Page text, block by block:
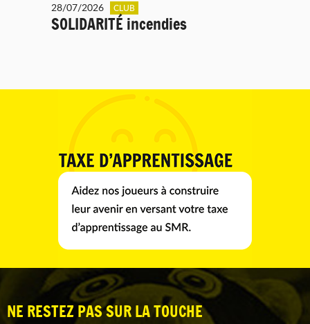
28/07/2026 CLUB
SOLIDARITÉ incendies
NE RESTEZ PAS SUR LA TOUCHE